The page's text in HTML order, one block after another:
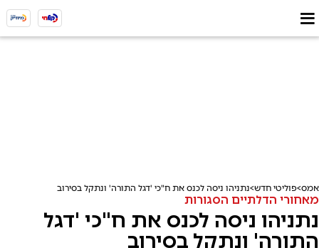
אמס פוליטי חדש נתניהו ניסה לכנס את ח"כי 'דגל התורה' ונתקל בסירוב
מאחורי הדלתיים הסגורות
נתניהו ניסה לכנס את ח"כי 'דגל
התורה' ונתקל בסירוב